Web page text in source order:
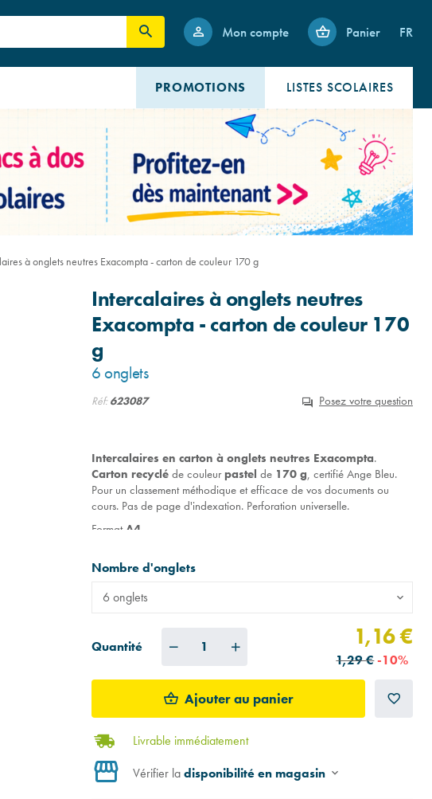
Mon compte Panier FR
LISTES SCOLAIRES
PROMOTIONS
à onglets neutres Exacompta - carton de couleur 170 g
Intercalaires à onglets neutres
Exacompta - carton de couleur 170
g
6 onglets
Réf: 623087 Posez votre question
Intercalaires en carton à onglets neutres Exacompta.
Carton recyclé de couleurpastel de 170 g, certifié Ange Bleu.
Pour un classement méthodique et efficace de vos documents ou
cours. Pas de page d'indexation. Perforation universelle.
Format A4.
Nombre d'onglets
6 onglets
Quantité 1,16 €
1,29 €-10%
Ajouter au panier
Livrable immédiatement
Vérifier ladisponibilité en magasin